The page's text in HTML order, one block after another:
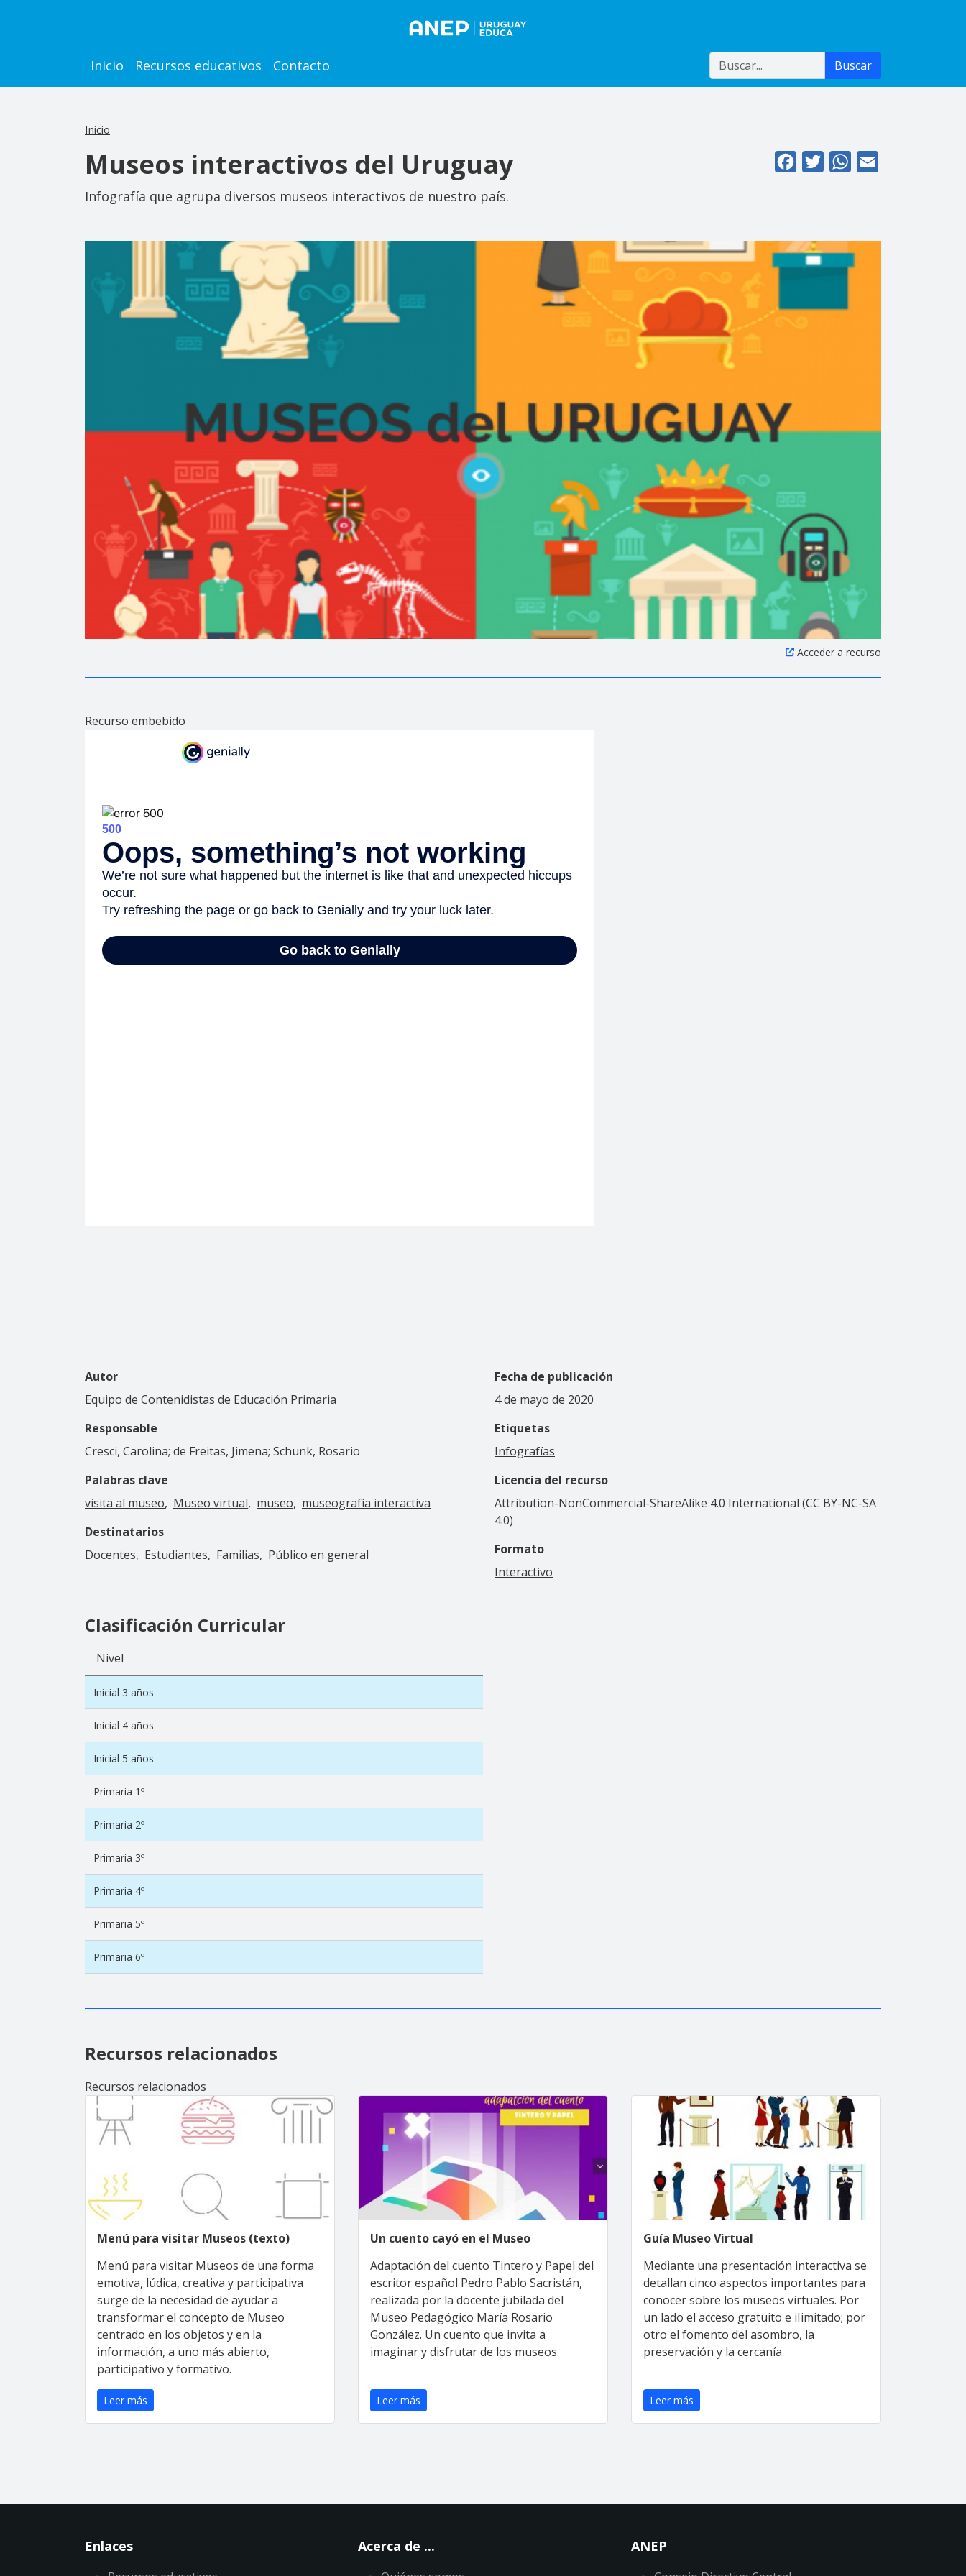
Main navigation
Inicio Recursos educativos Contacto Buscar Buscar
Inicio
FacebookTwitterWhatsApp
Museos interactivos del Uruguay
Infografía que agrupa diversos museos interactivos de nuestro país.
Acceder a recurso
Recurso embebido
Autor
Equipo de Contenidistas de Educación Primaria
Responsable
Cresci, Carolina; de Freitas, Jimena; Schunk, Rosario
Palabras clave
visita al museo
Museo virtual museo
museografía interactiva
Destinatarios
Docentes
Estudiantes Familias Público en general
Fecha de publicación
4 de mayo de 2020
Etiquetas
Infografías
Licencia del recurso
Attribution-NonCommercial-ShareAlike 4.0 International (CC BY-NC-SA
4.0)
Formato
Interactivo
Clasificación Curricular
Nivel
Inicial 3 años
Inicial 4 años
Inicial 5 años
Primaria 1º
Primaria 2º
Primaria 3º
Primaria 4º
Primaria 5º
Primaria 6º
Recursos relacionados
Recursos relacionados
Menú para visitar Museos (texto)
Menú para visitar Museos de una forma
emotiva, lúdica, creativa y participativa
surge de la necesidad de ayudar a
transformar el concepto de Museo
centrado en los objetos y en la
información, a uno más abierto,
participativo y formativo.
Leer más
Un cuento cayó en el Museo
Adaptación del cuento Tintero y Papel del
escritor español Pedro Pablo Sacristán,
realizada por la docente jubilada del
Museo Pedagógico María Rosario
González. Un cuento que invita a
imaginar y disfrutar de los museos.
Leer más
Guía Museo Virtual
Mediante una presentación interactiva se
detallan cinco aspectos importantes para
conocer sobre los museos virtuales. Por
un lado el acceso gratuito e iIimitado; por
otro el fomento del asombro, la
preservación y la cercanía.
Leer más
Enlaces Acerca de ... ANEP